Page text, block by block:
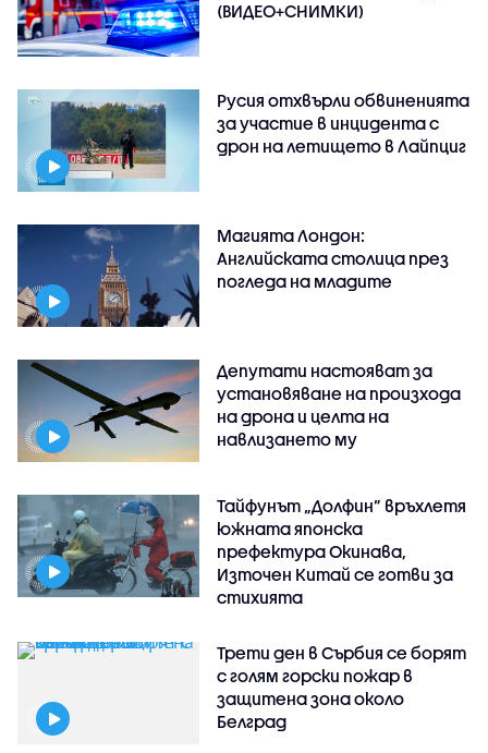
(ВИДЕО+СНИМКИ)
Русия отхвърли обвиненията
за участие в инцидента с
дрон на летището в Лайпциг
Магията Лондон:
Английската столица през
погледа на младите
Депутати настояват за
установяване на произхода
на дрона и целта на
навлизането му
Тайфунът „Долфин” връхлетя
южната японска
префектура Окинава,
Източен Китай се готви за
стихията
Трети ден в Сърбия се борят
с голям горски пожар в
защитена зона около
Белград